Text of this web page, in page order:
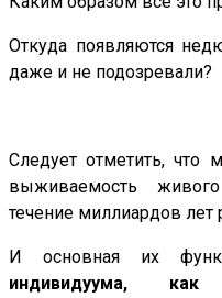
Откуда появляются
даже и не подозревали?
Следует отметить, что
выживаемость
течение миллиардов лет
И основная их
индивидуума, как